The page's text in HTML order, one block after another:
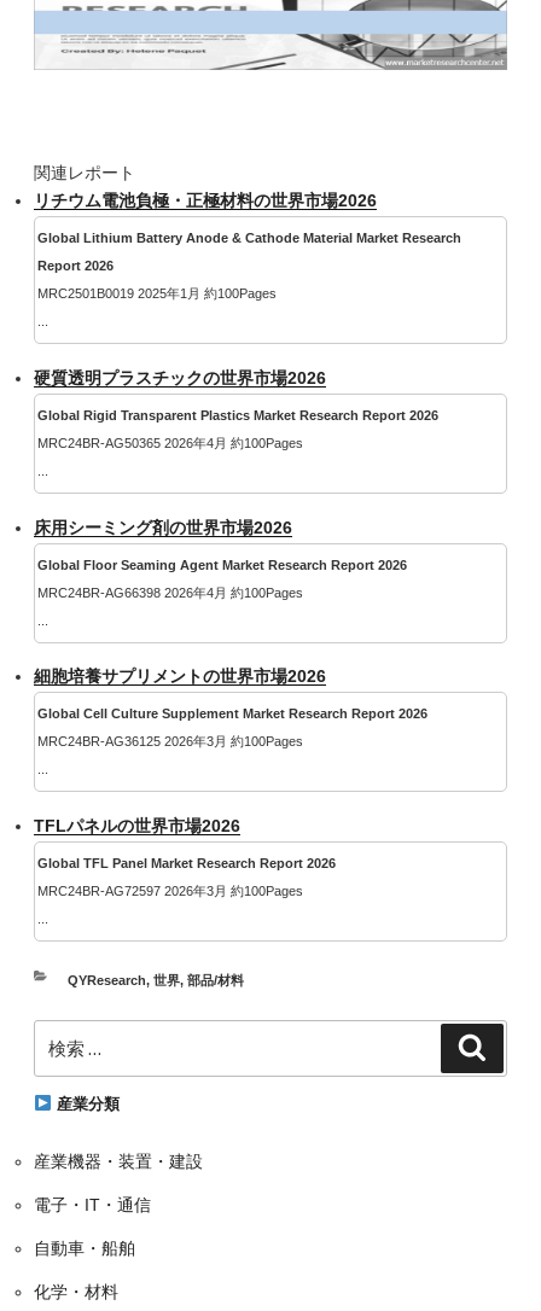
関連レポート
リチウム電池負極・正極材料の世界市場2026
Global Lithium Battery Anode & Cathode Material Market Research
Report 2026
MRC2501B0019 2025年1月 約100Pages
硬質透明プラスチックの世界市場2026
Global Rigid Transparent Plastics Market Research Report 2026
MRC24BR-AG50365 2026年4月 約100Pages
床用シーミング剤の世界市場2026
Global Floor Seaming Agent Market Research Report 2026
MRC24BR-AG66398 2026年4月 約100Pages
細胞培養サプリメントの世界市場2026
Global Cell Culture Supplement Market Research Report 2026
MRC24BR-AG36125 2026年3月 約100Pages
TFLパネルの世界市場2026
Global TFL Panel Market Research Report 2026
MRC24BR-AG72597 2026年3月 約100Pages
カ
リ
QYResearch, 世界, 部品/材料
索:
産業分類
産業機器・装置・建設
電子・IT・通信
自動車・船舶
化学・材料